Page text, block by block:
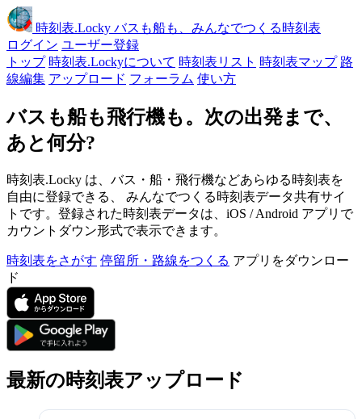
時刻表.Locky バスも船も、みんなでつくる時刻表
ログイン ユーザー登録
トップ 時刻表.Lockyについて 時刻表リスト 時刻表マップ 路
線編集 アップロード フォーラム 使い方
バスも船も飛行機も。次の出発まで、
あと何分?
時刻表.Locky は、バス・船・飛行機などあらゆる時刻表を
自由に登録できる、 みんなでつくる時刻表データ共有サイ
トです。登録された時刻表データは、iOS / Android アプリで
カウントダウン形式で表示できます。
時刻表をさがす 停留所・路線をつくる アプリをダウンロー
ド
最新の時刻表アップロード